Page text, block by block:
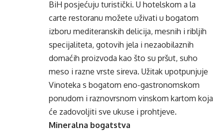
BiH posjećuju turistički. U hotelskom a la
carte restoranu možete uživati u bogatom
izboru mediteranskih delicija, mesnih i ribljih
specijaliteta, gotovih jela i nezaobilaznih
domaćih proizvoda kao što su pršut, suho
meso i razne vrste sireva. Užitak upotpunjuje
Vinoteka s bogatom eno-gastronomskom
ponudom i raznovrsnom vinskom kartom koja
će zadovoljiti sve ukuse i prohtjeve.
Mineralna bogatstva